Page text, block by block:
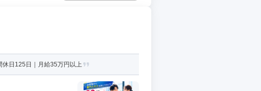
休日125日｜月給35万円以上